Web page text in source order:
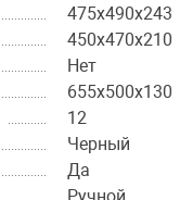
475х490х243
450х470х210
Нет
655х500х130
12
Черный
Да